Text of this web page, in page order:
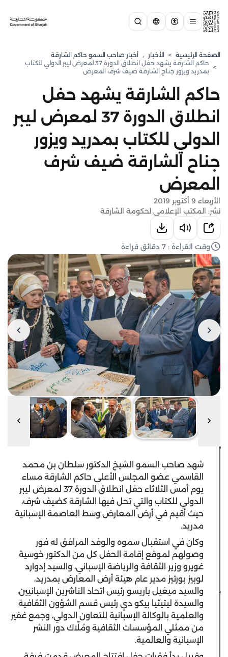
الصفحة الرئيسية > الأخبار , أخبار صاحب السمو حاكم الشارقة
>
حاكم الشارقة يشهد حفل انطلاق الدورة 37 لمعرض ليبر الدولي للكتاب
بمدريد ويزور جناح الشارقة ضيف شرف المعرض
حاكم الشارقة يشهد حفل
انطلاق الدورة 37 لمعرض ليبر
الدولي للكتاب بمدريد ويزور
جناح الشارقة ضيف شرف
المعرض
الأربعاء 9 أكتوبر 2019
نشر: المكتب الإعلامي لحكومة الشارقة
وقت القراءة : 7 دقائق قراءة
شهد صاحب السمو الشيخ الدكتور سلطان بن محمد
القاسمي عضو المجلس الأعلى حاكم الشارقة مساء
يوم أمس الثلاثاء حفل انطلاق الدورة 37 لمعرض ليبر
الدولي للكتاب والتي تحل فيها الشارقة كضيف شرف،
حيث أقيم في أرض المعارض وسط العاصمة الإسبانية
مدريد.
وكان في استقبال سموه والوفد المرافق له فور
وصولهم لموقع إقامة الحفل كل من الدكتور خوسية
غويرو وزير الثقافة والرياضة الإسباني، والسيد إدوارد
لوبيز بورتيز مدير عام هيئة أرض المعارض بمدريد،
والسيد ميغيل باريسو رئيس اتحاد الناشرين الإسبانيين،
والسيدة ليتيثيا بيكو دي رئيس قسم الشؤون الثقافية
والعلمية بالوكالة الإسبانية للتعاون الدولي، وجمع غفير
من ممثلي المؤسسات الثقافية ومُلّاك دور النشر
الإسبانية والعالمية.